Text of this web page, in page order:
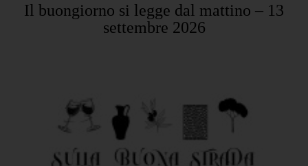
Il buongiorno si legge dal mattino – 13
settembre 2026